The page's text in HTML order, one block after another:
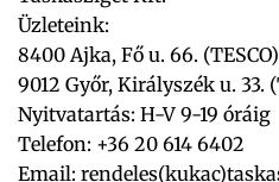
Üzleteink:
8400 Ajka, Fő u. 66. (TESCO)
9012 Győr, Királyszék u. 33.
Nyitvatartás: H-V 9-19 óráig
Telefon: +36 20 614 6402
Email: